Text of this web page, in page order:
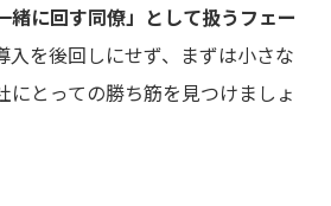
緒に回す同僚」として扱うフェー
入を後回しにせず、まずは小さな
にとっての勝ち筋を見つけましょ